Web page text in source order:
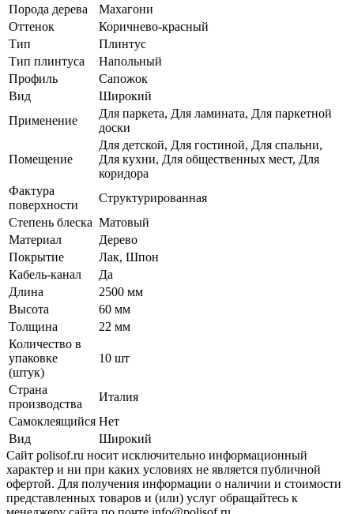
Порода дерева
Махагони
Оттенок
Коричнево-красный
Тип
Плинтус
Тип плинтуса
Напольный
Профиль
Сапожок
Вид
Широкий
Применение
Для паркета, Для ламината, Для паркетной
доски
Помещение
Для детской, Для гостиной, Для спальни,
Для кухни, Для общественных мест, Для
коридора
Фактура
поверхности
Структурированная
Степень блеска Матовый
Материал
Дерево
Покрытие
Лак, Шпон
Кабель-канал
Да
Длина
2500 мм
Высота
60 мм
Толщина
22 мм
Количество в
упаковке
(штук)
10 шт
Страна
производства
Италия
Самоклеящийся Нет
Вид
Широкий
Сайт polisof.ru носит исключительно информационный
характер и ни при каких условиях не является публичной
офертой. Для получения информации о наличии и стоимости
представленных товаров и (или) услуг обращайтесь к